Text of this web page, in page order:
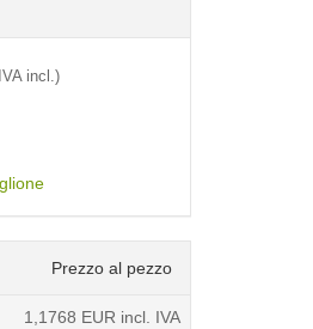
incl.)
Prezzo al pezzo
1,1768 EUR incl. IVA